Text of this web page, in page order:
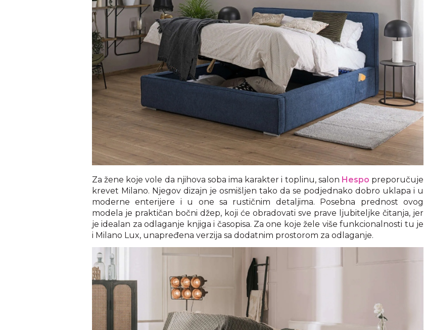
Za žene koje vole da njihova soba ima karakter i toplinu, salon Hespo preporučuje
krevet Milano. Njegov dizajn je osmišljen tako da se podjednako dobro uklapa i u
moderne enterijere i u one sa rustičnim detaljima. Posebna prednost ovog
modela je praktičan bočni džep, koji će obradovati sve prave ljubiteljke čitanja, jer
je idealan za odlaganje knjiga i časopisa. Za one koje žele više funkcionalnosti tu je
i Milano Lux, unapređena verzija sa dodatnim prostorom za odlaganje.